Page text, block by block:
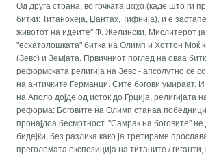
Од друга страна, во грчката μαχα (каде што ги
битки: Титанохеја, Џантах, Тифнија), и е
животот на идеите" Ф. Желински. Мислитерот
"есхатолошката" битка на Олимп и Хоттон Моќ
(Зевс) и Земјата. Првичниот поглед на оваа
реформската религија на Зевс - апсолутно се
на античките Германци. Сите богови умираат. И
на Аполо дојде од исток до Грција, религијата
реформа: Боговите на Олимп станаа
пронајдоа бесмртност. "Самрак на боговите" не
бидејќи, без разлика како ја третираме
преголемата експозиција на титаните /